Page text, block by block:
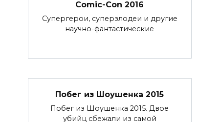
Comic-Con 2016
Супергерои, суперзлодеи и другие
научно-фантастические
Побег из Шоушенка 2015
Побег из Шоушенка 2015. Двое
убийц сбежали из самой